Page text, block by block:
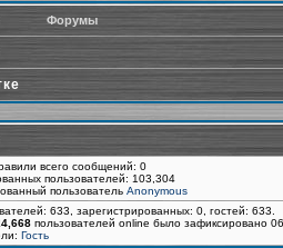
Форумы
всего сообщений: 0
пользователей: 103,304
пользователь Anonymous
633, зарегистрированных: 0, гостей:
пользователей online было зафиксировано
Гость